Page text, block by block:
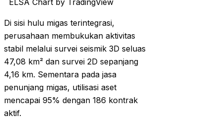
ELSA Chart by TradingView
Di sisi hulu migas terintegrasi,
perusahaan membukukan aktivitas
stabil melalui survei seismik 3D seluas
47,08 km² dan survei 2D sepanjang
4,16 km. Sementara pada jasa
penunjang migas, utilisasi aset
mencapai 95% dengan 186 kontrak
aktif.